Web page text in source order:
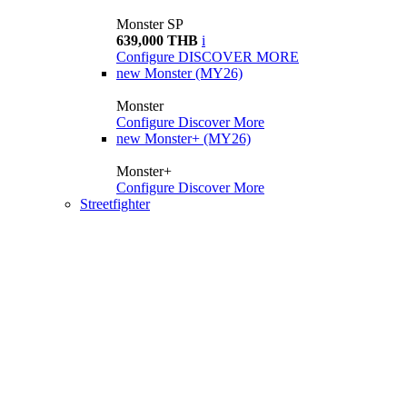
Monster SP
639,000 THB i
Configure DISCOVER MORE
new Monster (MY26)
Monster
Configure Discover More
new Monster+ (MY26)
Monster+
Configure Discover More
Streetfighter